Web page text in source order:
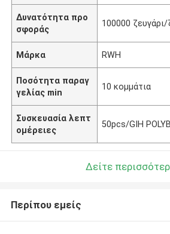
Δυνατότητα προ
σφοράς
100000
Μάρκα RWH
Ποσότητα παραγ
γελίας min
10 κομμάτια
Συσκευασία λεπτ
ομέρειες
50pcs/GIH
Δείτε
Περίπου εμείς